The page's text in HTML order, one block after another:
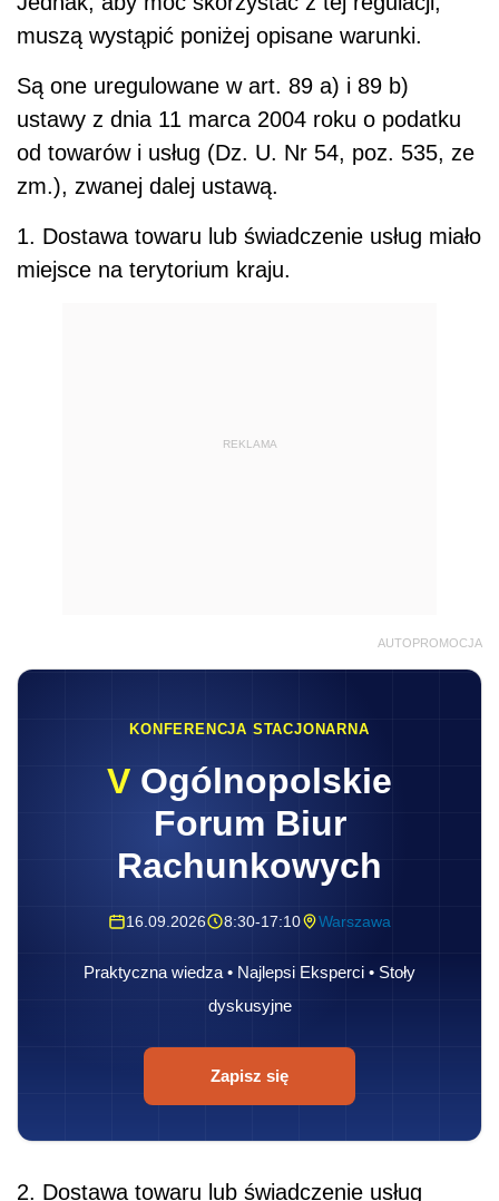
muszą wystąpić poniżej opisane warunki.
Są one uregulowane w art. 89 a) i 89 b)
ustawy z dnia 11 marca 2004 roku o podatku
od towarów i usług (Dz. U. Nr 54, poz. 535, ze
zm.), zwanej dalej ustawą.
1. Dostawa towaru lub świadczenie usług miało
miejsce na terytorium kraju.
REKLAMA
AUTOPROMOCJA
KONFERENCJA STACJONARNA
V Ogólnopolskie
Forum Biur
Rachunkowych
16.09.2026 8:30-17:10 Warszawa
Praktyczna wiedza • Najlepsi Eksperci • Stoły
dyskusyjne
Zapisz się
2. Dostawa towaru lub świadczenie usług